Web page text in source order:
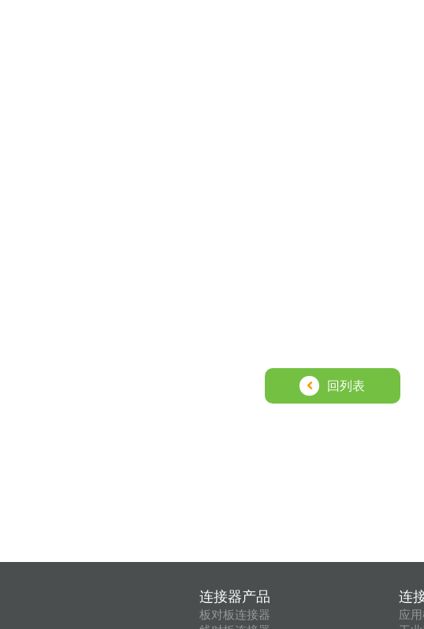
回列表
连接器产品
板对板连接器
连
应